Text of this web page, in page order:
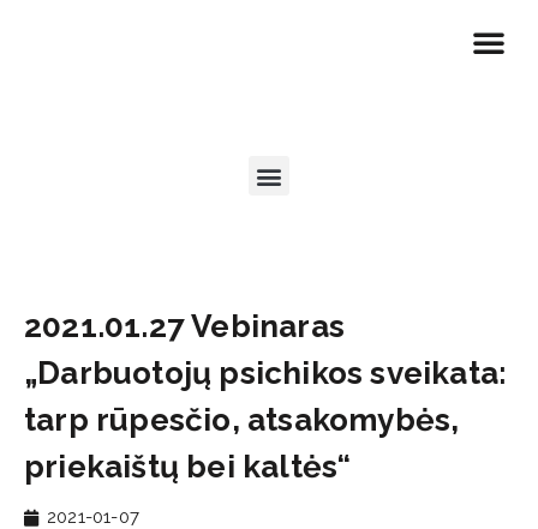
2021.01.27 Vebinaras
„Darbuotojų psichikos sveikata:
tarp rūpesčio, atsakomybės,
priekaištų bei kaltės“
2021-01-07